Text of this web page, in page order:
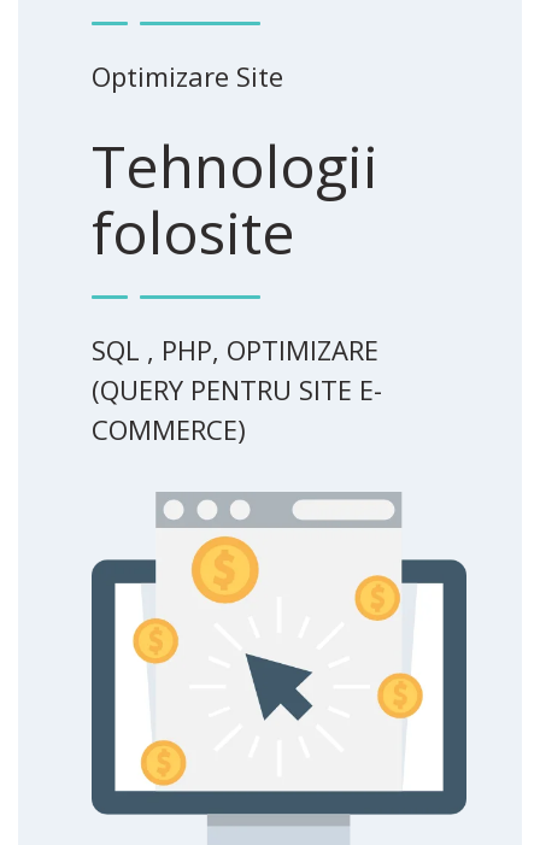
Optimizare Site
Tehnologii
folosite
SQL , PHP, OPTIMIZARE
(QUERY PENTRU SITE E-
COMMERCE)